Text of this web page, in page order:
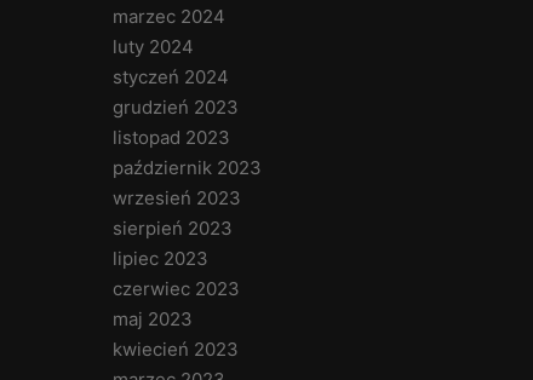
marzec 2024
luty 2024
styczeń 2024
grudzień 2023
listopad 2023
październik 2023
wrzesień 2023
sierpień 2023
lipiec 2023
czerwiec 2023
maj 2023
kwiecień 2023